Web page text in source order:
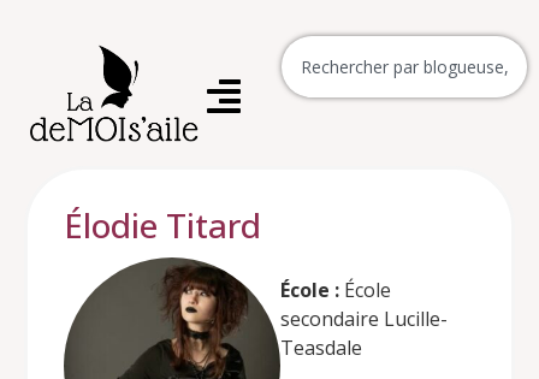
Élodie Titard
École : École
secondaire Lucille-
Teasdale